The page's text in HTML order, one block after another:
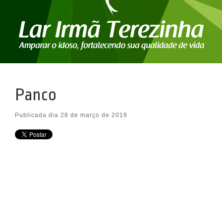
Panco
Publicada dia 28 de março de 2019